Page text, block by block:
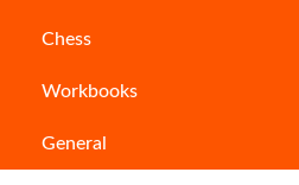
Chess
Workbooks
General
आपके पास घूमने के लिए कई अद्भुत
चाहे ताजमहल या होंहिमालय की
विभिन्न प्रकार की स्वादिष्ट करी